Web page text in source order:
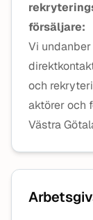
försäljare:
Vi
och
aktörer och
Västra